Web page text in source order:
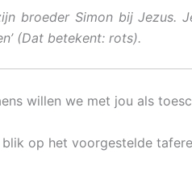
broeder Simon bij Jezus.
(Dat betekent: rots).
willen we met jou als
op het voorgestelde